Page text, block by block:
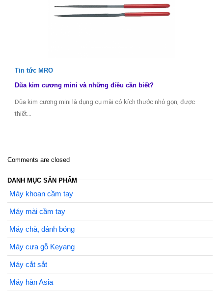
Tin tức MRO
Dũa kim cương mini và những điều cần biết?
Dũa kim cương mini là dụng cụ mài có kích thước nhỏ gọn, được
thiết…
Comments are closed
DANH MỤC SẢN PHẨM
Máy khoan cầm tay
Máy mài cầm tay
Máy chà, đánh bóng
Máy cưa gỗ Keyang
Máy cắt sắt
Máy hàn Asia